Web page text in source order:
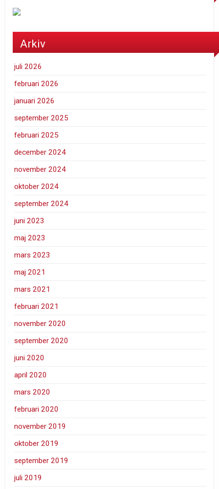
Arkiv
juli 2026
februari 2026
januari 2026
september 2025
februari 2025
december 2024
november 2024
oktober 2024
september 2024
juni 2023
maj 2023
mars 2023
maj 2021
mars 2021
februari 2021
november 2020
september 2020
juni 2020
april 2020
mars 2020
februari 2020
november 2019
oktober 2019
september 2019
juli 2019